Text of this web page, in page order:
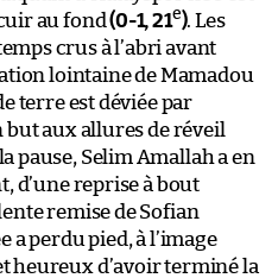
au fond(0-1, 21e). Les
crus à l’abri avant
lointaine de Mamadou
terre est déviée par
but aux allures de réveil
pause, Selim Amallah a en
d’une reprise à bout
remise de Sofian
a perdu pied, à l’image
heureux d’avoir terminé la